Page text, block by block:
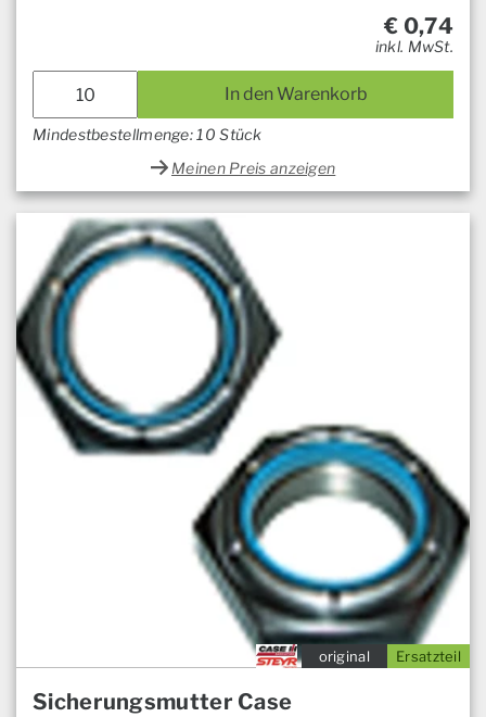
€ 0,74
inkl. MwSt.
In den Warenkorb
Mindestbestellmenge: 10 Stück
Meinen Preis anzeigen
Ersatzteil
original
Sicherungsmutter Case